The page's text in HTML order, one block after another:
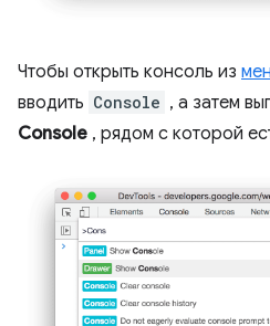
Чтобы открыть консоль из
вводить Console , а затем
Console , рядом с которой